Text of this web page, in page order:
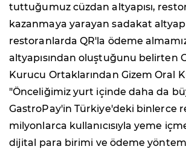
tuttuğumuz cüzdan altyapısı,
kazanmaya yarayan sadakat
restoranlarda QR'la ödeme
altyapısından oluştuğunu belirten
Kurucu Ortaklarından Gizem Oral
"Önceliğimiz yurt içinde daha da
GastroPay'in Türkiye'deki binlerce
milyonlarca kullanıcısıyla yeme
dijital para birimi ve ödeme